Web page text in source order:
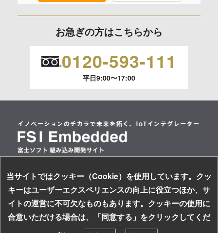
利用目的の通知、開示、内容の訂正、追加または削除、利用
います。）に応じます。
開示等のご請求は、下記お問い合わせ先窓口へご連絡願いま
す。
る結果
情報提供は任意ですが、情報を提供しなかった場合、情報の
項目によってはお問い合わせ等に
ご回答できない場合がございます。
本人が容易に認識できない方法による取得
なし
お急ぎの方はこちらから
0120-593-111
平日9:00〜17:00
情報セキュリティ基本方針
個人情報保護方針
サイトのご利用について
ソーシャルメディアガイドライン
お探しの組み込み製品はキーワードで検索！
当サイトではクッキー（Cookie）を使用しています。クッ
キーはユーザーエクスペリエンスの向上に役立つほか、サ
イトの運営に不可欠なものもあります。クッキーの使用に
合意いただける場合は、「同意する」をクリックしてくだ